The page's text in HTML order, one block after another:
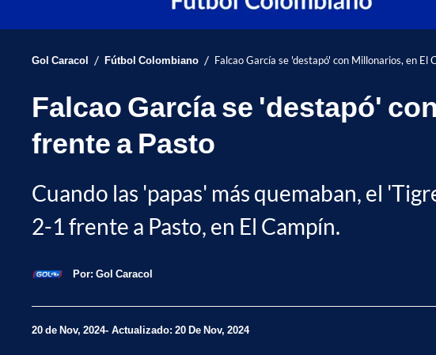
Gol Caracol / Fútbol Colombiano / Falcao García se 'destapó' con Millonarios, en
Falcao García se 'destapó'
frente a Pasto
Cuando las 'papas' más quemaban, el
2-1 frente a Pasto, en El Campín.
Por: Gol Caracol
20 de Nov, 2024 Actualizado: 20 De Nov, 2024